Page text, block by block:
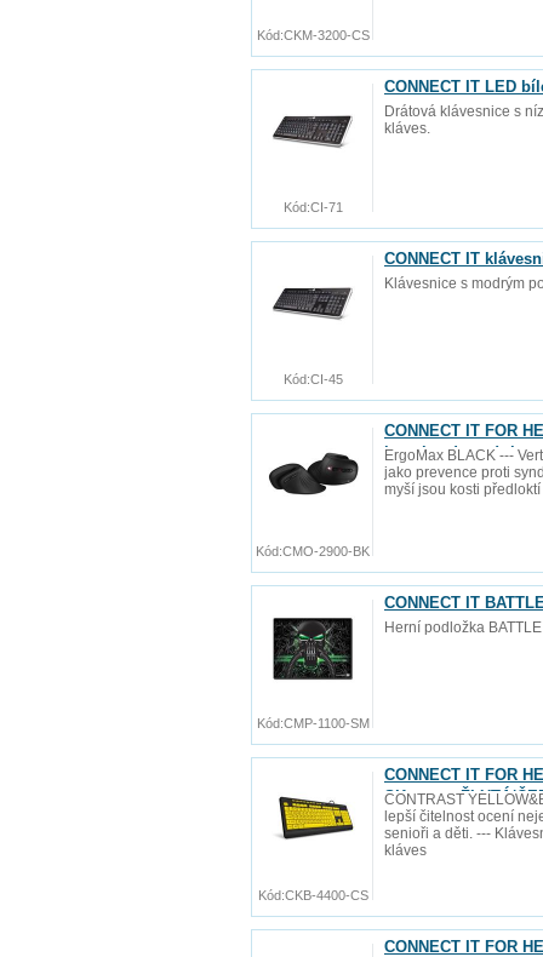
Kód:CKM-3200-CS
CONNECT IT LED
Drátová klávesnice s
kláves.
Kód:CI-71
CONNECT IT
Klávesnice s modrým
Kód:CI-45
CONNECT IT FOR
baterie zdarma),
ErgoMax BLACK ---
jako prevence proti
myší jsou kosti
Kód:CMO-2900-BK
CONNECT IT
Herní podložka
Kód:CMP-1100-SM
CONNECT IT FOR
SK verze, ŽLUTÁ/
CONTRAST
lepší čitelnost ocení
senioři a děti. ---
kláves
Kód:CKB-4400-CS
CONNECT IT FOR